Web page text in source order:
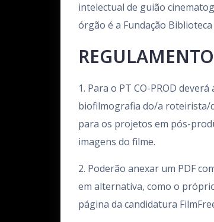
intelectual de guião
órgão é a Fundação
1. Para o PT CO-PROD
biofilmografia do/a roteirista/
para os projetos em pós-
imagens do filme.
2. Poderão anexar um PDF
em alternativa, como o
página da candidatura